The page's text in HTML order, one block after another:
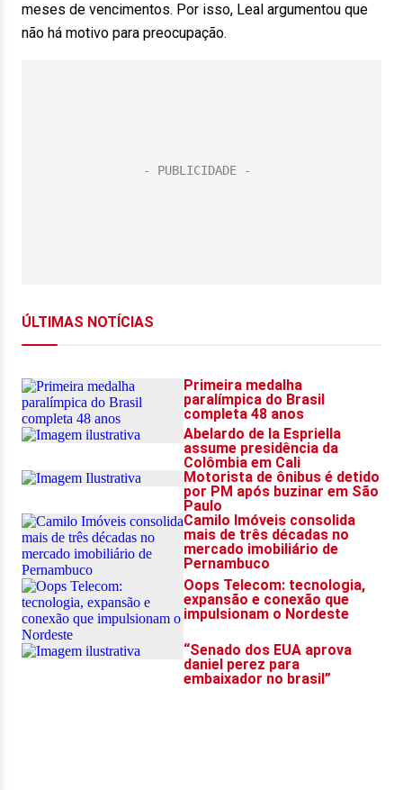
meses de vencimentos. Por isso, Leal argumentou que
não há motivo para preocupação.